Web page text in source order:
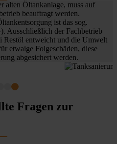
alten Öltankanlage, muss auf
beauftragt werden.
ist das sog.
Ausschließlich der Fachbetrieb
Restöl entweicht und die Umwelt
etwaige Folgeschäden, diese
abgesichert werden.
Fragen zur